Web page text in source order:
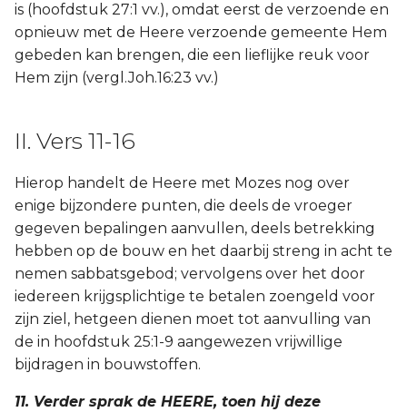
is (hoofdstuk 27:1 vv.), omdat eerst de verzoende en
opnieuw met de Heere verzoende gemeente Hem
gebeden kan brengen, die een lieflijke reuk voor
Hem zijn (vergl.Joh.16:23 vv.)
II. Vers 11-16
Hierop handelt de Heere met Mozes nog over
enige bijzondere punten, die deels de vroeger
gegeven bepalingen aanvullen, deels betrekking
hebben op de bouw en het daarbij streng in acht te
nemen sabbatsgebod; vervolgens over het door
iedereen krijgsplichtige te betalen zoengeld voor
zijn ziel, hetgeen dienen moet tot aanvulling van
de in hoofdstuk 25:1-9 aangewezen vrijwillige
bijdragen in bouwstoffen.
11. Verder sprak de HEERE, toen hij deze